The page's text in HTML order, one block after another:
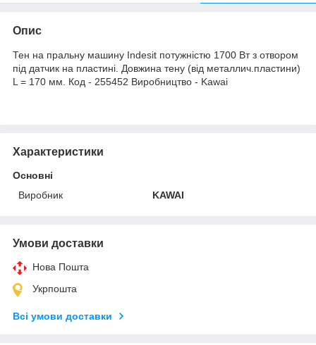
Опис
Тен на пральну машину Indesit потужністю 1700 Вт з отвором
під датчик на пластині. Довжина тену (від металлич.пластини)
L = 170 мм. Код - 255452 Виробництво - Kawai
Характеристики
Основні
Виробник
KAWAI
Умови доставки
Нова Пошта
Укрпошта
Всі умови доставки